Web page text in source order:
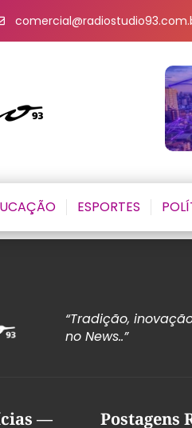
ESPORTES
“Tradição,
no News..”
—
Postagens